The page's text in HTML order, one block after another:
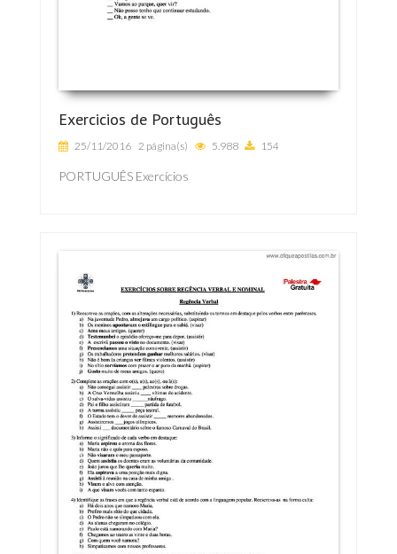
Exercicios de Português
25/11/2016 2 página(s) 5.988 154
PORTUGUÊS Exercícios